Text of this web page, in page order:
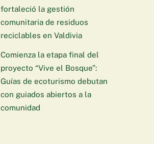
fortaleció la gestión
comunitaria de residuos
reciclables en Valdivia
Comienza la etapa final del
proyecto “Vive el Bosque”:
Guías de ecoturismo debutan
con guiados abiertos a la
comunidad